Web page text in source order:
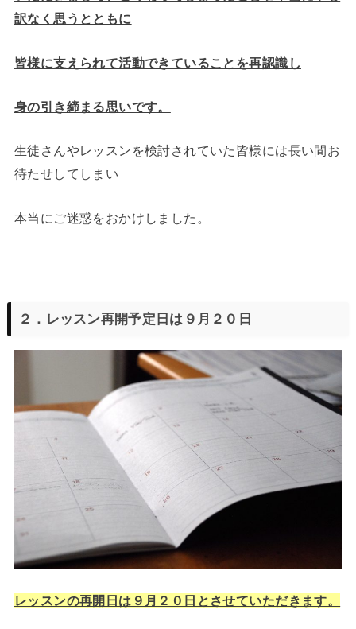
訳なく思うとともに
皆様に支えられて活動できていることを再認識し
身の引き締まる思いです。
生徒さんやレッスンを検討されていた皆様には長い間お
待たせしてしまい
本当にご迷惑をおかけしました。
２．レッスン再開予定日は９月２０日
レッスンの再開日は９月２０日とさせていただきます。